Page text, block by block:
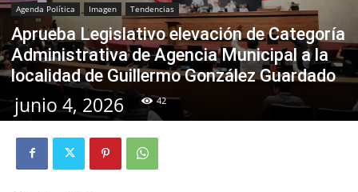
Agenda Política Imagen Tendencias
Aprueba Legislativo elevación de Categoría
Administrativa de Agencia Municipal a la
localidad de Guillermo González Guardado
junio 4, 2026 42